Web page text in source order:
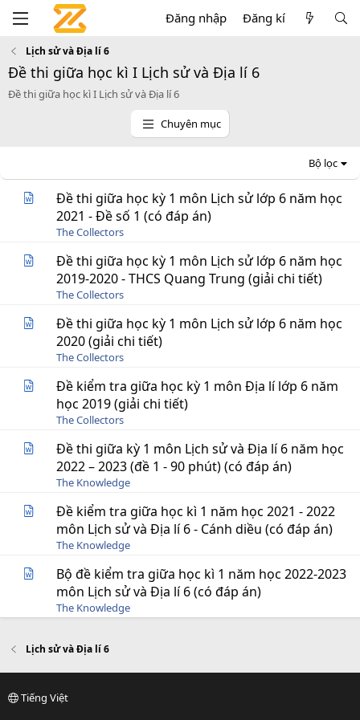
Đăng nhập Đăng kí
Lịch sử và Địa lí 6
Đề thi giữa học kì I Lịch sử và Địa lí 6
Đề thi giữa học kì I Lịch sử và Địa lí 6
Chuyên mục
Bộ lọc
Đề thi giữa học kỳ 1 môn Lịch sử lớp 6 năm học
2021 - Đề số 1 (có đáp án)
The Collectors
Đề thi giữa học kỳ 1 môn Lịch sử lớp 6 năm học
2019-2020 - THCS Quang Trung (giải chi tiết)
The Collectors
Đề thi giữa học kỳ 1 môn Lịch sử lớp 6 năm học
2020 (giải chi tiết)
The Collectors
Đề kiểm tra giữa học kỳ 1 môn Địa lí lớp 6 năm
học 2019 (giải chi tiết)
The Collectors
Đề thi giữa kỳ 1 môn Lịch sử và Địa lí 6 năm học
2022 – 2023 (đề 1 - 90 phút) (có đáp án)
The Knowledge
Đề kiểm tra giữa học kì 1 năm học 2021 - 2022
môn Lịch sử và Địa lí 6 - Cánh diều (có đáp án)
The Knowledge
Bộ đề kiểm tra giữa học kì 1 năm học 2022-2023
môn Lịch sử và Địa lí 6 (có đáp án)
The Knowledge
Lịch sử và Địa lí 6
Tiếng Việt